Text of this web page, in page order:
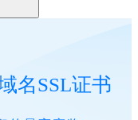
名SSL证书